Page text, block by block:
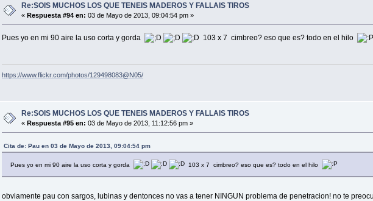
Re:SOIS MUCHOS LOS QUE TENEIS MADEROS Y FALLAIS TIROS
«Respuesta #94 en: 03 de Mayo de 2013, 09:04:54 pm »
Pues yo en mi 90 aire la uso corta y gorda 103 x 7 cimbreo? eso que es? todo en el hilo
https://www.flickr.com/photos/129498083@N05/
Re:SOIS MUCHOS LOS QUE TENEIS MADEROS Y FALLAIS TIROS
«Respuesta #95 en: 03 de Mayo de 2013, 11:12:56 pm »
Cita de: Pau en 03 de Mayo de 2013, 09:04:54 pm
Pues yo en mi 90 aire la uso corta y gorda 103 x 7 cimbreo? eso que es? todo en el hilo
obviamente pau con sargos, lubinas y dentonces no vas a tener NINGUN problema de penetracion! no te